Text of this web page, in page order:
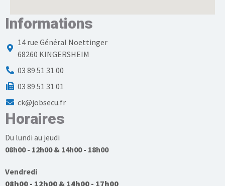
Informations
14 rue Général Noettinger
68260 KINGERSHEIM
03 89 51 31 00
03 89 51 31 01
ck@jobsecu.fr
Horaires
Du lundi au jeudi
08h00 - 12h00 & 14h00 - 18h00
Vendredi
08h00 - 12h00 & 14h00 - 17h00